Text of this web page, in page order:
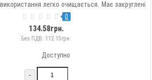
легко очищається. Має закруглені
чистоту на столі і створює зручність при
0
134.58грн.
Без ПДВ: 112.15грн.
Доступно
-